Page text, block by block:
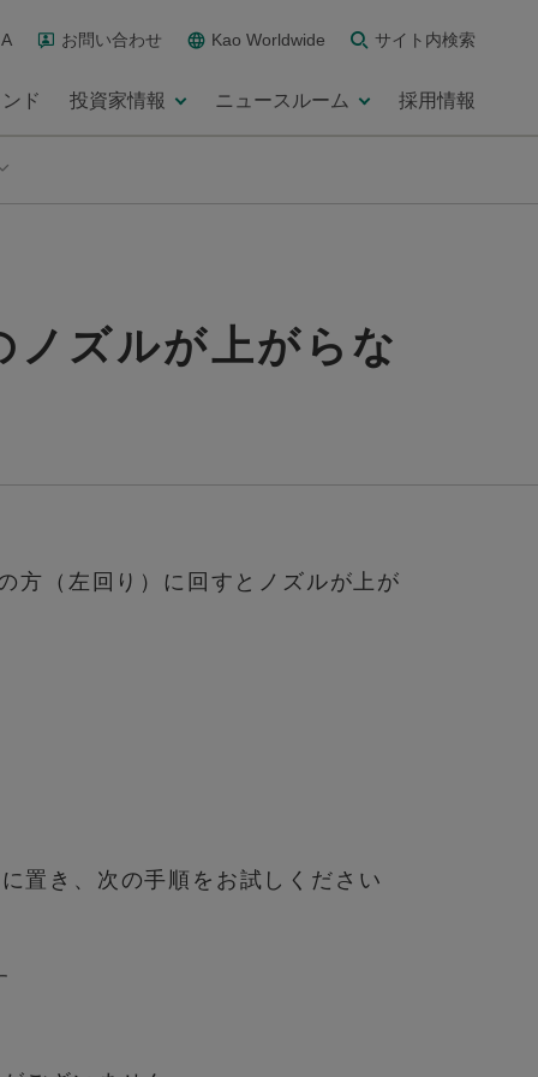
お問い合わせ Kao Worldwide サイト内検索
ド 投資家情報 ニュースルーム 採用情報
ノズルが上がらな
方（左回り）に回すとノズルが上が
置き、次の手順をお試しください